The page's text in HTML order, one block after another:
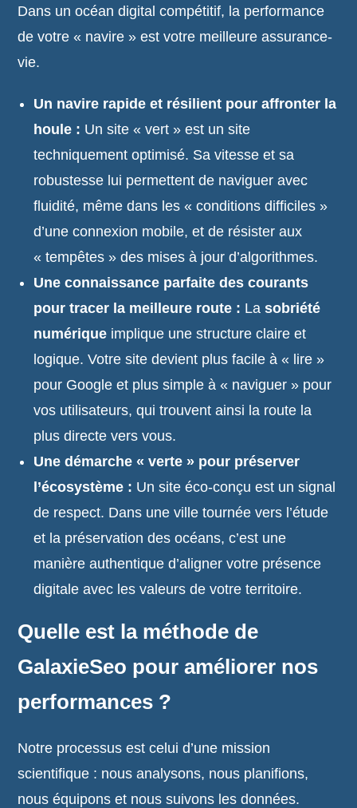
Dans un océan digital compétitif, la performance
de votre « navire » est votre meilleure assurance-
vie.
Un navire rapide et résilient pour affronter la
houle : Un site « vert » est un site
techniquement optimisé. Sa vitesse et sa
robustesse lui permettent de naviguer avec
fluidité, même dans les « conditions difficiles »
d’une connexion mobile, et de résister aux
« tempêtes » des mises à jour d’algorithmes.
Une connaissance parfaite des courants
pour tracer la meilleure route : Lasobriété
numérique implique une structure claire et
logique. Votre site devient plus facile à « lire »
pour Google et plus simple à « naviguer » pour
vos utilisateurs, qui trouvent ainsi la route la
plus directe vers vous.
Une démarche « verte » pour préserver
l’écosystème : Un site éco-conçu est un signal
de respect. Dans une ville tournée vers l’étude
et la préservation des océans, c’est une
manière authentique d’aligner votre présence
digitale avec les valeurs de votre territoire.
Quelle est la méthode de
GalaxieSeo pour améliorer nos
performances ?
Notre processus est celui d’une mission
scientifique : nous analysons, nous planifions,
nous équipons et nous suivons les données.